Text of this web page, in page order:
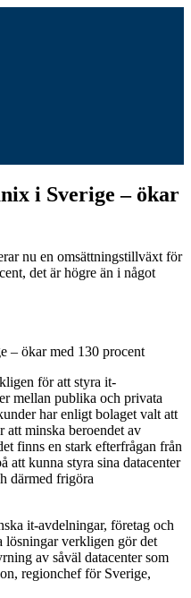
i Sverige – ökar
nu en omsättningstillväxt för
det är högre än i något
för att styra it-
mellan publika och privata
har enligt bolaget valt att
minska beroendet av
finns en stark efterfrågan från
att kunna styra sina datacenter
därmed frigöra
it-avdelningar, företag och
lösningar verkligen gör det
av såväl datacenter som
regionchef för Sverige,